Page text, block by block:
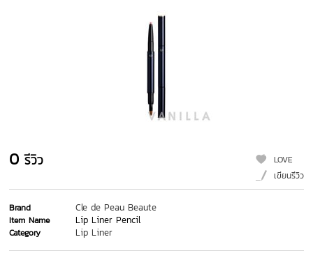
0 รีวิว
LOVE
เขียนรีวิว
Brand Cle de Peau Beaute
Item Name Lip Liner Pencil
Category Lip Liner